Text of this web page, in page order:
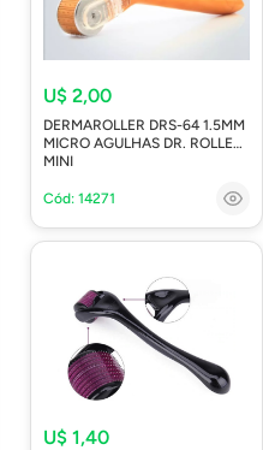
U$ 2,00
DERMAROLLER DRS-64 1.5MM
MICRO AGULHAS DR. ROLLER
MINI
Cód: 14271
U$ 1,40